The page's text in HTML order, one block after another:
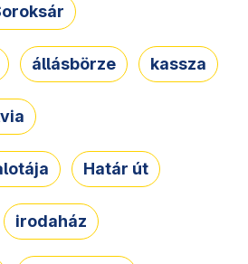
állásbörze kassza
Határ út
irodaház